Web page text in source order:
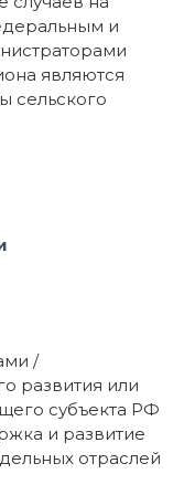
и
являются
сельского
/
развития или
субъекта РФ
и развитие
отраслей